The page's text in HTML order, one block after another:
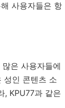
사용자들은 항
은 사용자들에
성인 콘텐츠 소
, KPU77과 같은